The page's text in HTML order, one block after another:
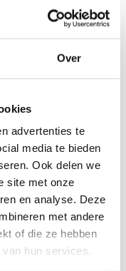
Over
advertenties te
media te bieden
Ook delen we
site met onze
en analyse. Deze
met andere
of die ze hebben
hun services.